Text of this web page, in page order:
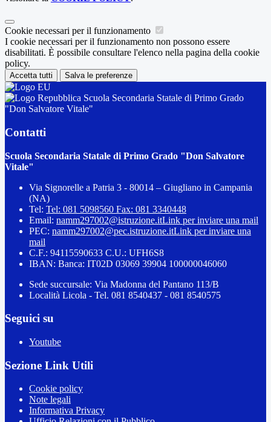
Cookie necessari per il funzionamento
I cookie necessari per il funzionamento non possono essere
disabilitati. È possibile consultare l'elenco nella pagina della cookie
policy.
Accetta tutti Salva le preferenze
Scuola Secondaria Statale di Primo Grado
"Don Salvatore Vitale"
Contatti
Scuola Secondaria Statale di Primo Grado "Don Salvatore
Vitale"
Via Signorelle a Patria 3 - 80014 – Giugliano in Campania
(NA)
Tel: Tel: 081 5098560 Fax: 081 3340448
Email: namm297002@istruzione.itLink per inviare una mail
PEC: namm297002@pec.istruzione.itLink per inviare una
mail
C.F.: 94115590633 C.U.: UFH6S8
IBAN: Banca: IT02D 03069 39904 100000046060
Sede succursale: Via Madonna del Pantano 113/B
Località Licola - Tel. 081 8540437 - 081 8540575
Seguici su
Youtube
Sezione Link Utili
Cookie policy
Note legali
Informativa Privacy